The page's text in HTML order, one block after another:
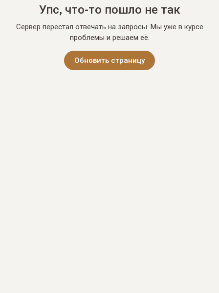
Упс, что-то пошло не так
Сервер перестал отвечать на запросы. Мы уже в курсе
проблемы и решаем её.
Обновить страницу